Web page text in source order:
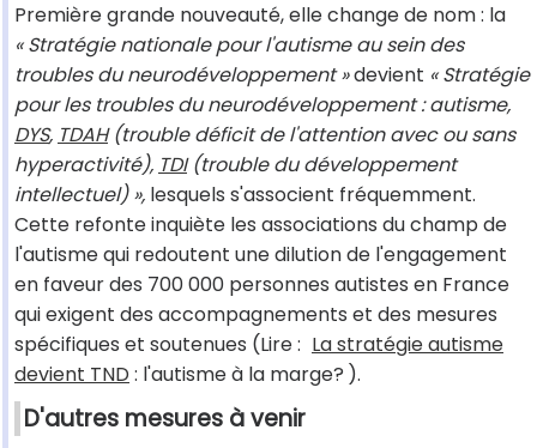
Première grande nouveauté, elle change de nom : la
« Stratégie nationale pour l'autisme au sein des
troubles du neurodéveloppement »devient « Stratégie
pour les troubles du neurodéveloppement : autisme,
DYS, TDAH(trouble déficit de l'attention avec ou sans
hyperactivité), TDI(trouble du développement
intellectuel) », lesquels s'associent fréquemment.
Cette refonte inquiète les associations du champ de
l'autisme qui redoutent une dilution de l'engagement
en faveur des 700 000 personnes autistes en France
qui exigent des accompagnements et des mesures
spécifiques et soutenues (Lire : La stratégie autisme
devient TND : l'autisme à la marge? ).
D'autres mesures à venir